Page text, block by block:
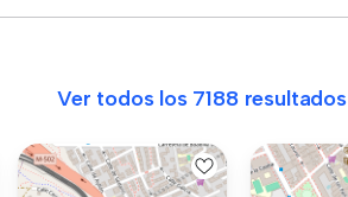
Ver todos los 7188